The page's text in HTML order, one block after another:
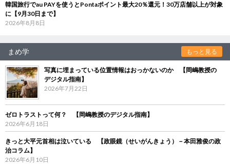
韓国旅行でau PAYを使うとPontaポイント最大20％還元！30万店舗以上が対象
に【9月30日まで】
2026年8月8日
まめ学 もっと見る
写真に埋まっている位置情報はおっかないのか 【岡嶋教授の
デジタル指南】
2026年7月22日
ゼロトラストって何？ 【岡嶋教授のデジタル指南】
2026年6月18日
きっと大平元首相は泣いている 【政眼鏡（せいがんきょう）－本田雅俊の政
治コラム】
2026年6月10日